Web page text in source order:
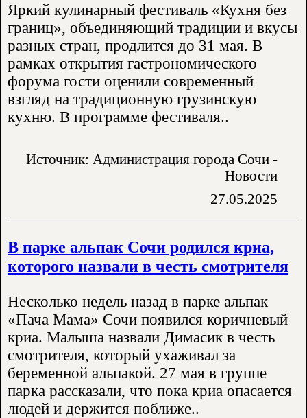
Яркий кулинарный фестиваль «Кухня без
границ», объединяющий традиции и вкусы
разных стран, продлится до 31 мая. В
рамках открытия гастрономического
форума гости оценили современный
взгляд на традиционную грузинскую
кухню. В программе фестиваля..
Источник: Администрация города Сочи -
Новости
27.05.2025
В парке альпак Сочи родился криа,
которого назвали в честь смотрителя
Несколько недель назад в парке альпак
«Пача Мама» Сочи появился коричневый
криа. Малыша назвали Димасик в честь
смотрителя, который ухаживал за
беременной альпакой. 27 мая в группе
парка рассказали, что пока криа опасается
людей и держится поближе..